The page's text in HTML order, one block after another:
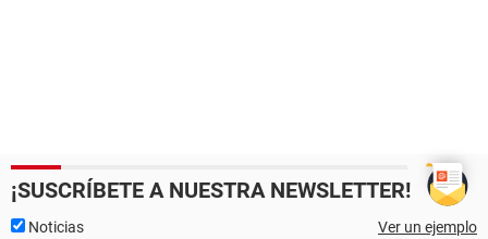
¡SUSCRÍBETE A NUESTRA NEWSLETTER!
Noticias Ver un ejemplo